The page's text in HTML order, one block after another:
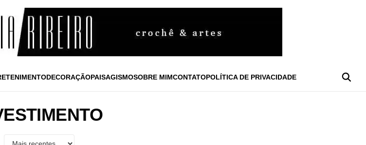
DECORAÇÃOPAISAGISMOSOBRE MIMCONTATOPOLÍTICA DE PRIVACIDADE